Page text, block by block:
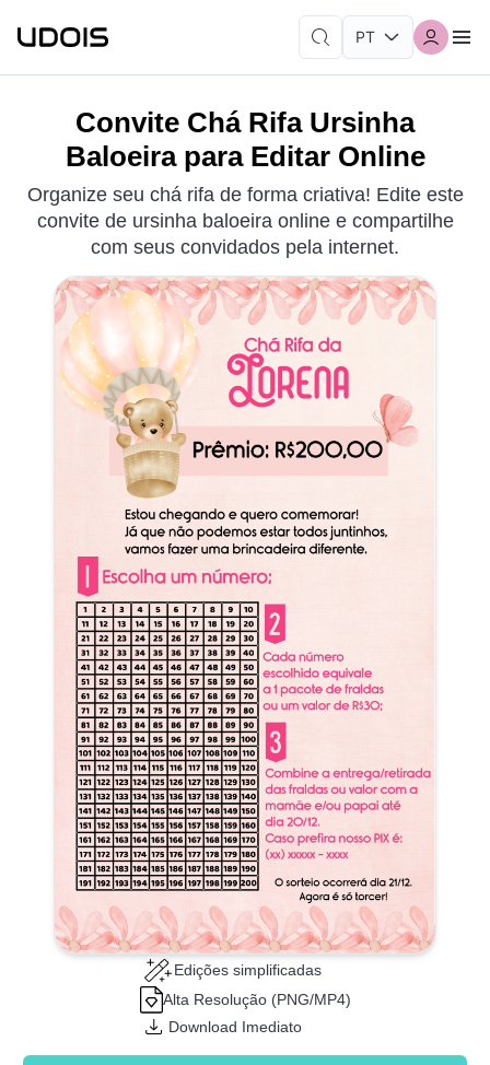
Convite Chá Rifa Ursinha
Baloeira para Editar Online
Organize seu chá rifa de forma criativa! Edite este
convite de ursinha baloeira online e compartilhe
com seus convidados pela internet.
Edições simplificadas
Alta Resolução (PNG/MP4)
Download Imediato